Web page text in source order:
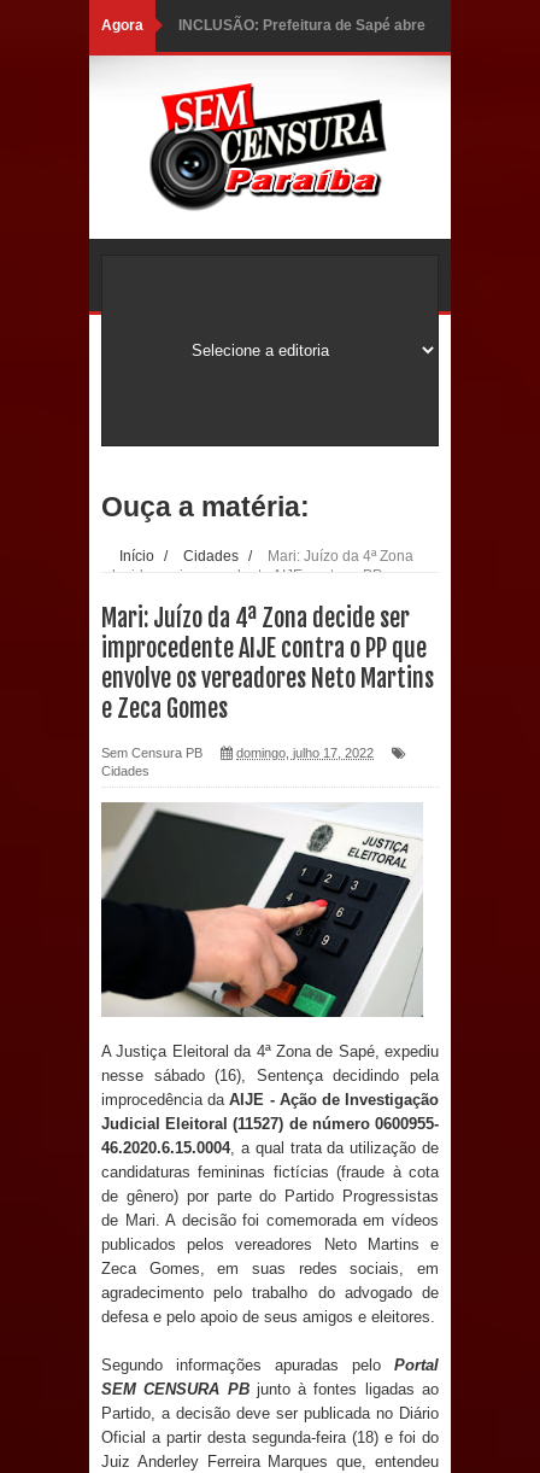
Agora INCLUSÃO: Prefeitura de Sapé abre
Social; veja documentação
necessária!
com a saúde bucal em Marí
PDT da Paraíba faz reunião
Prefeitura de Sapé paga salários
dentro do mês trabalhado e injeta R$
12 milhões na economia
Prefeitura de Sapé desenvolve ações
para preservar tamarindeiro e
Anjos
O verdadeiro oxigênio do Estado
Democrático de Direito – Bacharela
aborda de maneira inédita no mundo
jurídico brasileiro, temas polêmicos;
Prefeitura de Sapé promove
campanha Julho Neon com ações de
Ouça a matéria:
Início / Cidades /
Mari: Juízo da 4ª Zona
decide ser improcedente AIJE contra o PP que
Gomes
Mari: Juízo da 4ª Zona decide ser
improcedente AIJE contra o PP que
envolve os vereadores Neto Martins
e Zeca Gomes
Sem Censura PB
domingo, julho 17, 2022
Cidades
A Justiça Eleitoral da 4ª Zona de Sapé, expediu
nesse sábado (16), Sentença decidindo pela
improcedência daAIJE - Ação de Investigação
Judicial Eleitoral (11527) de número 0600955-
46.2020.6.15.0004, a qual trata da utilização de
candidaturas femininas fictícias (fraude à cota
de gênero) por parte do Partido Progressistas
de Mari. A decisão foi comemorada em vídeos
publicados pelos vereadores Neto Martins e
Zeca Gomes, em suas redes sociais, em
agradecimento pelo trabalho do advogado de
defesa e pelo apoio de seus amigos e eleitores.
Segundo informações apuradas pelo Portal
SEM CENSURA PBjunto à fontes ligadas ao
Partido, a decisão deve ser publicada no Diário
Oficial a partir desta segunda-feira (18) e foi do
Juiz Anderley Ferreira Marques que, entendeu